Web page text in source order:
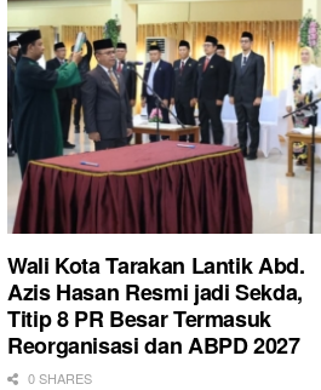
Wali Kota Tarakan Lantik Abd.
Azis Hasan Resmi jadi Sekda,
Titip 8 PR Besar Termasuk
Reorganisasi dan ABPD 2027
0 SHARES